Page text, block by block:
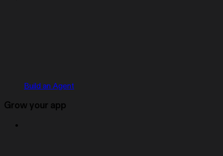
Build an Agent
Grow your app